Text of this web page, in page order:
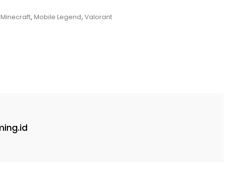
Minecraft, Mobile Legend, Valorant